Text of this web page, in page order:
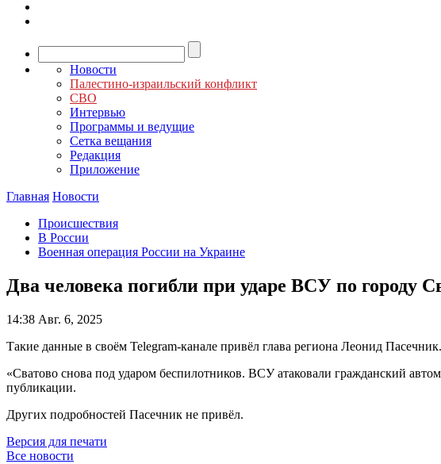
Новости
Палестино-израильский конфликт
СВО
Интервью
Программы и ведущие
Сетка вещания
Редакция
Приложение
Главная Новости
Происшествия
В России
Военная операция России на Украине
Два человека погибли при ударе ВСУ по городу
14:38 Авг. 6, 2025
Такие данные в своём Telegram-канале привёл глава региона Леонид Пасечник.
«Сватово снова под ударом беспилотников. ВСУ атаковали гражданский
публикации.
Других подробностей Пасечник не привёл.
Версия для печати
Все новости